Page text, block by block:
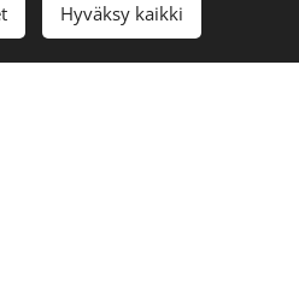
kunto katsottu päällisin
Hyväksy kaikki